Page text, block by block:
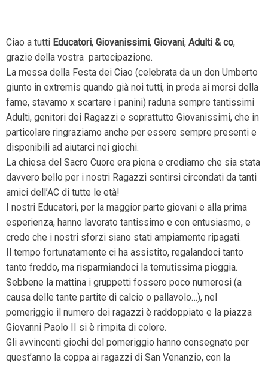
Ciao a tutti Educatori, Giovanissimi, Giovani, Adulti & co,
grazie della vostra partecipazione.
La messa della Festa dei Ciao (celebrata da un don Umberto
giunto in extremis quando già noi tutti, in preda ai morsi della
fame, stavamo x scartare i panini) raduna sempre tantissimi
Adulti, genitori dei Ragazzi e soprattutto Giovanissimi, che in
particolare ringraziamo anche per essere sempre presenti e
disponibili ad aiutarci nei giochi.
La chiesa del Sacro Cuore era piena e crediamo che sia stata
davvero bello per i nostri Ragazzi sentirsi circondati da tanti
amici dell’AC di tutte le età!
I nostri Educatori, per la maggior parte giovani e alla prima
esperienza, hanno lavorato tantissimo e con entusiasmo, e
credo che i nostri sforzi siano stati ampiamente ripagati.
Il tempo fortunatamente ci ha assistito, regalandoci tanto
tanto freddo, ma risparmiandoci la temutissima pioggia.
Sebbene la mattina i gruppetti fossero poco numerosi (a
causa delle tante partite di calcio o pallavolo…), nel
pomeriggio il numero dei ragazzi è raddoppiato e la piazza
Giovanni Paolo II si è rimpita di colore.
Gli avvincenti giochi del pomeriggio hanno consegnato per
quest’anno la coppa ai ragazzi di San Venanzio, con la